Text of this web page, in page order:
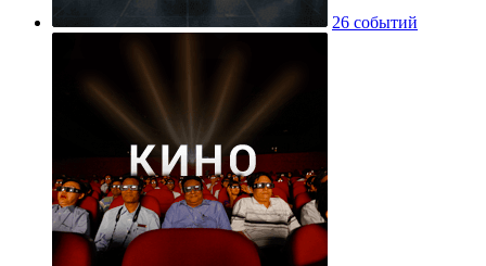
26 событий